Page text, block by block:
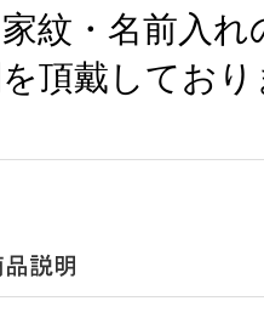
紋・名前入れ
頂戴してお